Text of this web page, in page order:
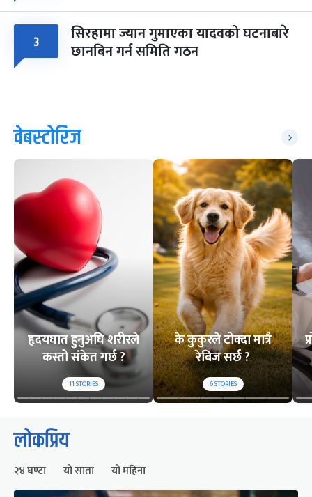
३ सिरहामा ज्यान गुमाएका यादवको घटनाबारे
छानबिन गर्न समिति गठन
वेबस्टोरिज
हृदयघात हुनुअघि शरीरले
कस्तो संकेत गर्छ ?
11STORIES
के कुकुरले टोक्दा मात्रै
रेबिज सर्छ ?
6STORIES
लोकप्रिय
२४ घण्टा यो साता यो महिना